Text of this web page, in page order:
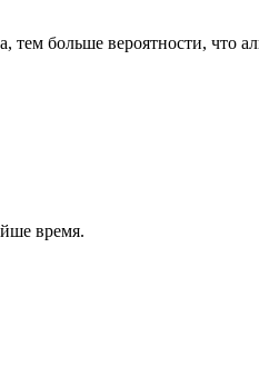
больше вероятности, что
время.